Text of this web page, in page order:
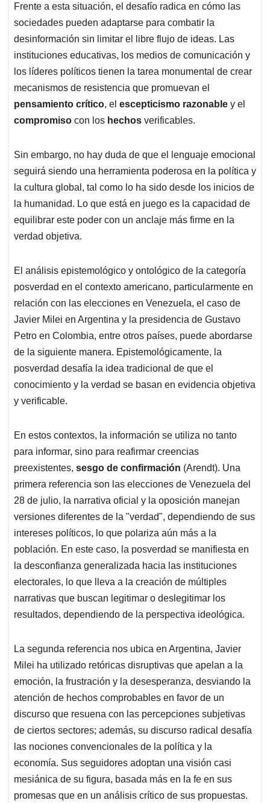
Frente a esta situación, el desafío radica en cómo las
sociedades pueden adaptarse para combatir la
desinformación sin limitar el libre flujo de ideas. Las
instituciones educativas, los medios de comunicación y
los líderes políticos tienen la tarea monumental de crear
mecanismos de resistencia que promuevan el
pensamiento crítico, el escepticismo razonable y el
compromiso con los hechos verificables.
Sin embargo, no hay duda de que el lenguaje emocional
seguirá siendo una herramienta poderosa en la política y
la cultura global, tal como lo ha sido desde los inicios de
la humanidad. Lo que está en juego es la capacidad de
equilibrar este poder con un anclaje más firme en la
verdad objetiva.
El análisis epistemológico y ontológico de la categoría
posverdad en el contexto americano, particularmente en
relación con las elecciones en Venezuela, el caso de
Javier Milei en Argentina y la presidencia de Gustavo
Petro en Colombia, entre otros países, puede abordarse
de la siguiente manera. Epistemológicamente, la
posverdad desafía la idea tradicional de que el
conocimiento y la verdad se basan en evidencia objetiva
y verificable.
En estos contextos, la información se utiliza no tanto
para informar, sino para reafirmar creencias
preexistentes, sesgo de confirmación (Arendt). Una
primera referencia son las elecciones de Venezuela del
28 de julio, la narrativa oficial y la oposición manejan
versiones diferentes de la "verdad", dependiendo de sus
intereses políticos, lo que polariza aún más a la
población. En este caso, la posverdad se manifiesta en
la desconfianza generalizada hacia las instituciones
electorales, lo que lleva a la creación de múltiples
narrativas que buscan legitimar o deslegitimar los
resultados, dependiendo de la perspectiva ideológica.
La segunda referencia nos ubica en Argentina, Javier
Milei ha utilizado retóricas disruptivas que apelan a la
emoción, la frustración y la desesperanza, desviando la
atención de hechos comprobables en favor de un
discurso que resuena con las percepciones subjetivas
de ciertos sectores; además, su discurso radical desafía
las nociones convencionales de la política y la
economía. Sus seguidores adoptan una visión casi
mesiánica de su figura, basada más en la fe en sus
promesas que en un análisis crítico de sus propuestas.